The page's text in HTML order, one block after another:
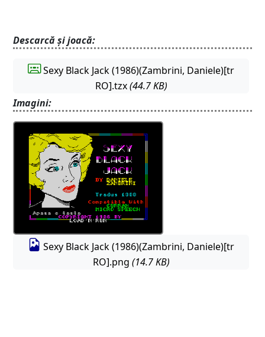
Descarcă și joacă:
Sexy Black Jack (1986)(Zambrini, Daniele)[tr
RO].tzx(44.7 KB)
Imagini:
Sexy Black Jack (1986)(Zambrini, Daniele)[tr
RO].png (14.7 KB)